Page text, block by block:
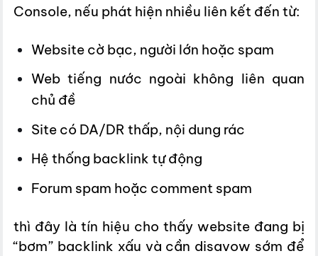
Console, nếu phát hiện nhiều liên kết đến từ:
Website cờ bạc, người lớn hoặc spam
Web tiếng nước ngoài không liên quan
chủ đề
Site có DA/DR thấp, nội dung rác
Hệ thống backlink tự động
Forum spam hoặc comment spam
thì đây là tín hiệu cho thấy website đang bị
“bơm” backlink xấu và cần disavow sớm để